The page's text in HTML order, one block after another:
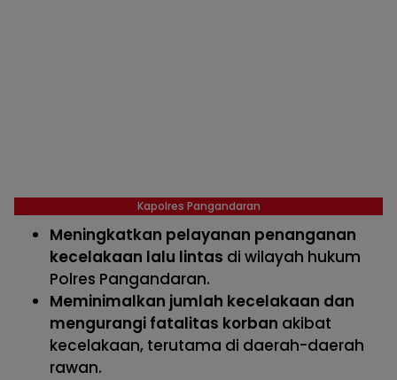
Kapolres Pangandaran
Meningkatkan pelayanan penanganan
kecelakaan lalu lintas di wilayah hukum
Polres Pangandaran.
Meminimalkan jumlah kecelakaan dan
mengurangi fatalitas korban akibat
kecelakaan, terutama di daerah-daerah
rawan.